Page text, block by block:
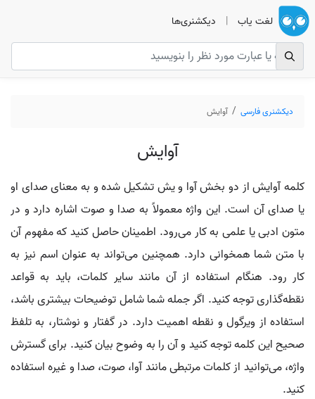
لغت یاب | دیکشنری‌ها
دیکشنری فارسی آوایش
آوایش
کلمه آوایش از دو بخش آوا و یش تشکیل شده و به معنای صدای او
یا صدای آن است. این واژه معمولاً به صدا و صوت اشاره دارد و در
متون ادبی یا علمی به کار می‌رود. اطمینان حاصل کنید که مفهوم آن
با متن شما همخوانی دارد. همچنین می‌تواند به عنوان اسم نیز به
کار رود. هنگام استفاده از آن مانند سایر کلمات، باید به قواعد
نقطه‌گذاری توجه کنید. اگر جمله شما شامل توضیحات بیشتری باشد،
استفاده از ویرگول و نقطه اهمیت دارد. در گفتار و نوشتار، به تلفظ
صحیح این کلمه توجه کنید و آن را به وضوح بیان کنید. برای گسترش
واژه، می‌توانید از کلمات مرتبطی مانند آوا، صوت، صدا و غیره استفاده
کنید.